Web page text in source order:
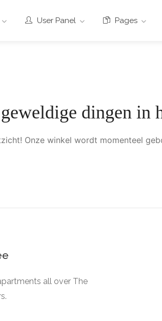
User Panel Pages
dingen in
Onze winkel wordt momenteel
all over The